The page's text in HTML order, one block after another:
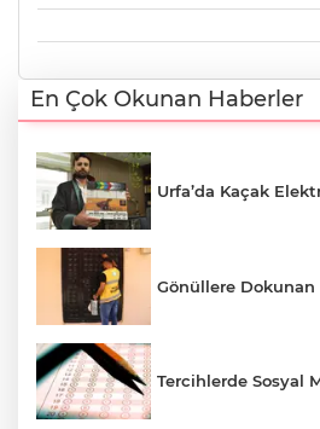
En Çok Okunan Haberler
Urfa’da Kaçak
Gönüllere
Tercihlerde Sosyal